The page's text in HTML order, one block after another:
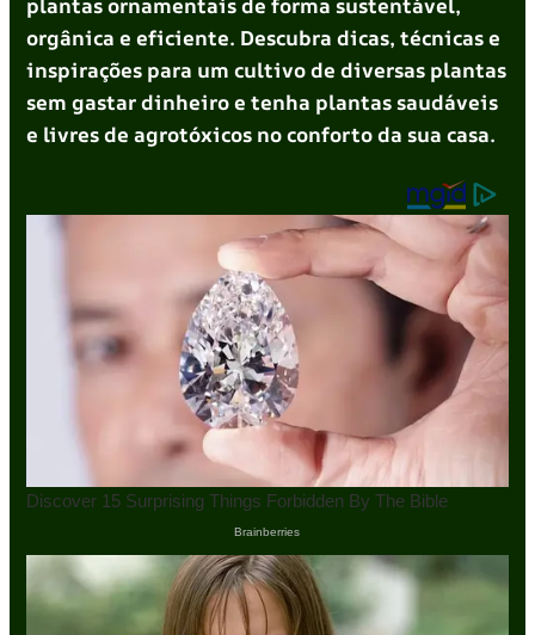
orgânica e eficiente. Descubra dicas, técnicas e
inspirações para um cultivo de diversas plantas
sem gastar dinheiro e tenha plantas saudáveis
e livres de agrotóxicos no conforto da sua casa.